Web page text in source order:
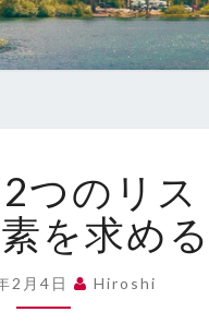
2
つ
の
ス
2つのリ
を求める
2月4日 Hiroshi